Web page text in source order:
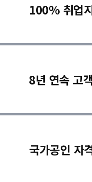
100% 취업
8년 연속 고
국가공인 자